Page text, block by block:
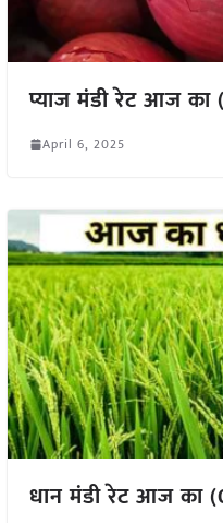
प्याज मंडी रेट आज
April 6, 2025
धान मंडी रेट आज का